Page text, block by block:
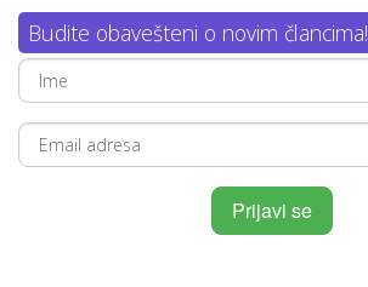
Budite obavešteni o novim člancima!